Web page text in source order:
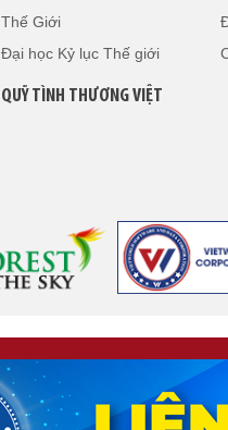
Thế Giới
Đại học Kỷ lục Thế giới
QUỸ TÌNH THƯƠNG VIỆT